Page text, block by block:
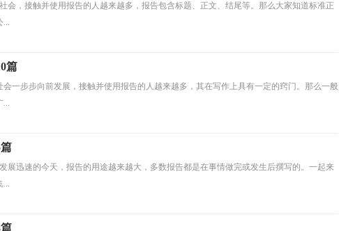
，接触并使用报告的人越来越多，报告包含标题、正文、结尾等。那么大家知道标准正
...
篇
一步步向前发展，接触并使用报告的人越来越多，其在写作上具有一定的窍门。那么一般
...
迅速的今天，报告的用途越来越大，多数报告都是在事情做完或发生后撰写的。一起来
...